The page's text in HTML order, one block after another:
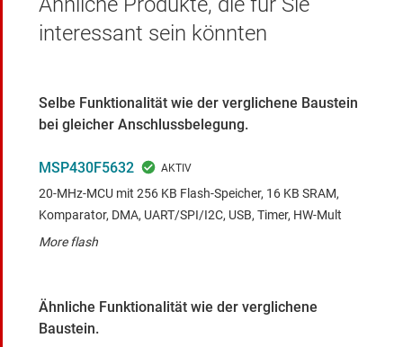
interessant sein könnten
Selbe Funktionalität wie der verglichene Baustein
bei gleicher Anschlussbelegung.
MSP430F5632
20-MHz-MCU mit 256 KB Flash-Speicher, 16 KB SRAM,
Komparator, DMA, UART/SPI/I2C, USB, Timer, HW-Mult
More flash
Ähnliche Funktionalität wie der verglichene
Baustein.